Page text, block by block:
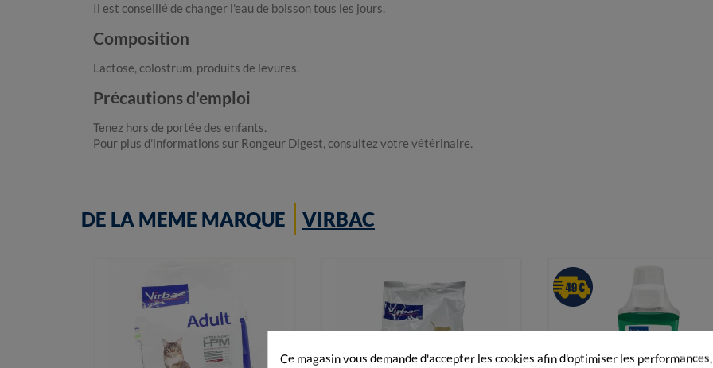
Il est conseillé de changer l'eau de boisson tous les jours.
Composition
Lactose, colostrum, produits de levures.
Précautions d'emploi
Tenez hors de portée des enfants.
Pour plus d'informations sur Rongeur Digest, consultez votre vétérinaire.
DE LA MEME MARQUE VIRBAC
Ce magasin vous demande d'accepter les cookies afin d'optimiser les